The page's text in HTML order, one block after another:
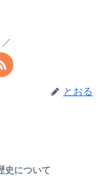
とおる
史について